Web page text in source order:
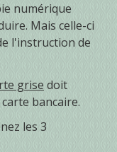
numérique
Mais celle-ci
l'instruction de
grise doit
bancaire.
les 3